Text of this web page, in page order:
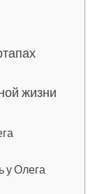
жизни
у Олега